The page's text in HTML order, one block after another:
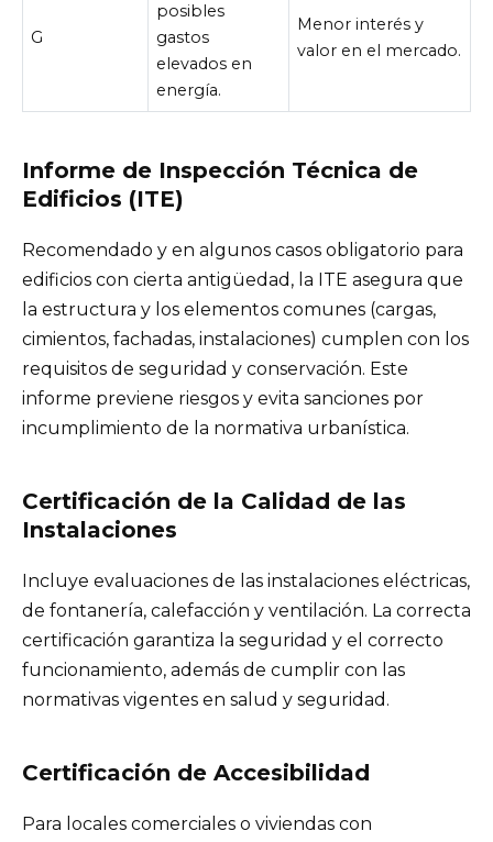
G
posibles
gastos
elevados en
energía.
Menor interés y
valor en el mercado.
Informe de Inspección Técnica de
Edificios (ITE)
Recomendado y en algunos casos obligatorio para
edificios con cierta antigüedad, la ITE asegura que
la estructura y los elementos comunes (cargas,
cimientos, fachadas, instalaciones) cumplen con los
requisitos de seguridad y conservación. Este
informe previene riesgos y evita sanciones por
incumplimiento de la normativa urbanística.
Certificación de la Calidad de las
Instalaciones
Incluye evaluaciones de las instalaciones eléctricas,
de fontanería, calefacción y ventilación. La correcta
certificación garantiza la seguridad y el correcto
funcionamiento, además de cumplir con las
normativas vigentes en salud y seguridad.
Certificación de Accesibilidad
Para locales comerciales o viviendas con